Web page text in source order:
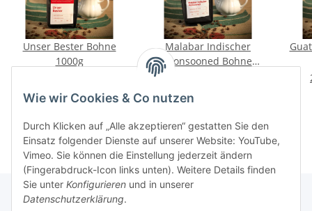
Wie wir Cookies & Co nutzen
Durch Klicken auf „Alle akzeptieren“ gestatten Sie den
Einsatz folgender Dienste auf unserer Website: YouTube,
Vimeo. Sie können die Einstellung jederzeit ändern
(Fingerabdruck-Icon links unten). Weitere Details finden
Sie unter Konfigurieren und in unserer
Datenschutzerklärung.
Unser Bester Bohne
1000g
29,50 € pro 1 kg
Malabar Indischer
Monsooned Bohne
31,50 € pro 1 kg